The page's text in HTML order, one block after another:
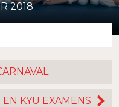
2018
EN KYU EXAMENS